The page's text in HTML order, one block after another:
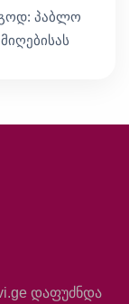
პაბლო
დაფუძნდა